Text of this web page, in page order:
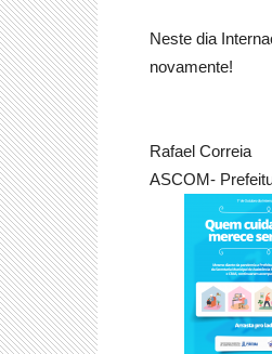
Neste dia
novamente!
Rafael Correia
ASCOM-